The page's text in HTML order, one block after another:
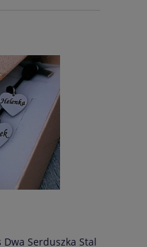
Serduszka Stal